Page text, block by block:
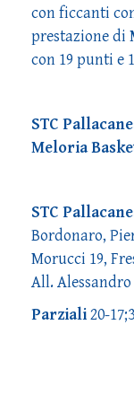
con ficcanti
prestazione di
con 19 punti e
STC
Meloria
STC
Bordonaro,
Morucci 19,
All.
Parziali20-